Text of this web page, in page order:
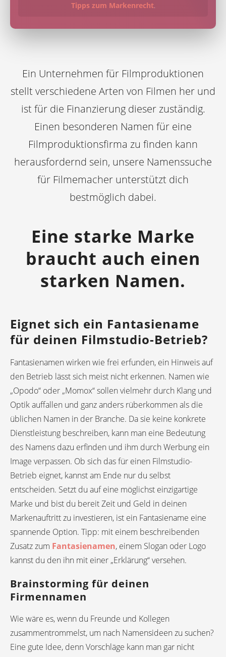
Tipps zum Markenrecht.
Ein Unternehmen für Filmproduktionen
stellt verschiedene Arten von Filmen her und
ist für die Finanzierung dieser zuständig.
Einen besonderen Namen für eine
Filmproduktionsfirma zu finden kann
herausfordernd sein, unsere Namenssuche
für Filmemacher unterstützt dich
bestmöglich dabei.
Eine starke Marke
braucht auch einen
starken Namen.
Eignet sich ein Fantasiename
für deinen Filmstudio-Betrieb?
Fantasienamen wirken wie frei erfunden, ein Hinweis auf
den Betrieb lässt sich meist nicht erkennen. Namen wie
„Opodo“ oder „Momox“ sollen vielmehr durch Klang und
Optik auffallen und ganz anders rüberkommen als die
üblichen Namen in der Branche. Da sie keine konkrete
Dienstleistung beschreiben, kann man eine Bedeutung
des Namens dazu erfinden und ihm durch Werbung ein
Image verpassen. Ob sich das für einen Filmstudio-
Betrieb eignet, kannst am Ende nur du selbst
entscheiden. Setzt du auf eine möglichst einzigartige
Marke und bist du bereit Zeit und Geld in deinen
Markenauftritt zu investieren, ist ein Fantasiename eine
spannende Option. Tipp: mit einem beschreibenden
Zusatz zum Fantasienamen, einem Slogan oder Logo
kannst du den ihn mit einer „Erklärung“ versehen.
Brainstorming für deinen
Firmennamen
Wie wäre es, wenn du Freunde und Kollegen
zusammentrommelst, um nach Namensideen zu suchen?
Eine gute Idee, denn Vorschläge kann man gar nicht